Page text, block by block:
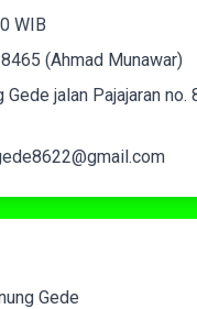
WIB
(Ahmad Munawar)
Gede jalan Pajajaran
Gede